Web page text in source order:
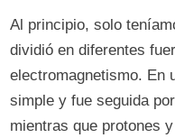
Al principio, solo
dividió en diferentes
electromagnetismo. En
simple y fue seguida
mientras que protones